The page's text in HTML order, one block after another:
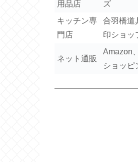
用品店
ズ
キッチン専
門店
合羽橋道
印ショッ
ネット通販
Amazon
ショッピ